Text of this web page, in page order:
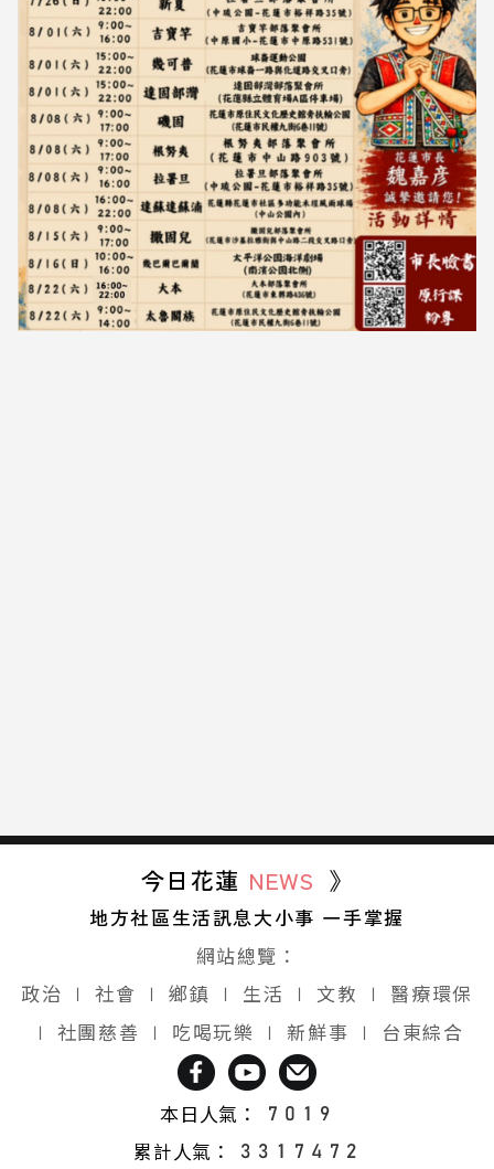
今日花蓮 NEWS 》
地方社區生活訊息大小事 一手掌握
網站總覽：
政治 ∣ 社會 ∣ 鄉鎮 ∣ 生活 ∣ 文教 ∣
醫療環保
∣ 社團慈善 ∣ 吃喝玩樂 ∣ 新鮮事 ∣ 台東綜合
本日人氣：
累計人氣：